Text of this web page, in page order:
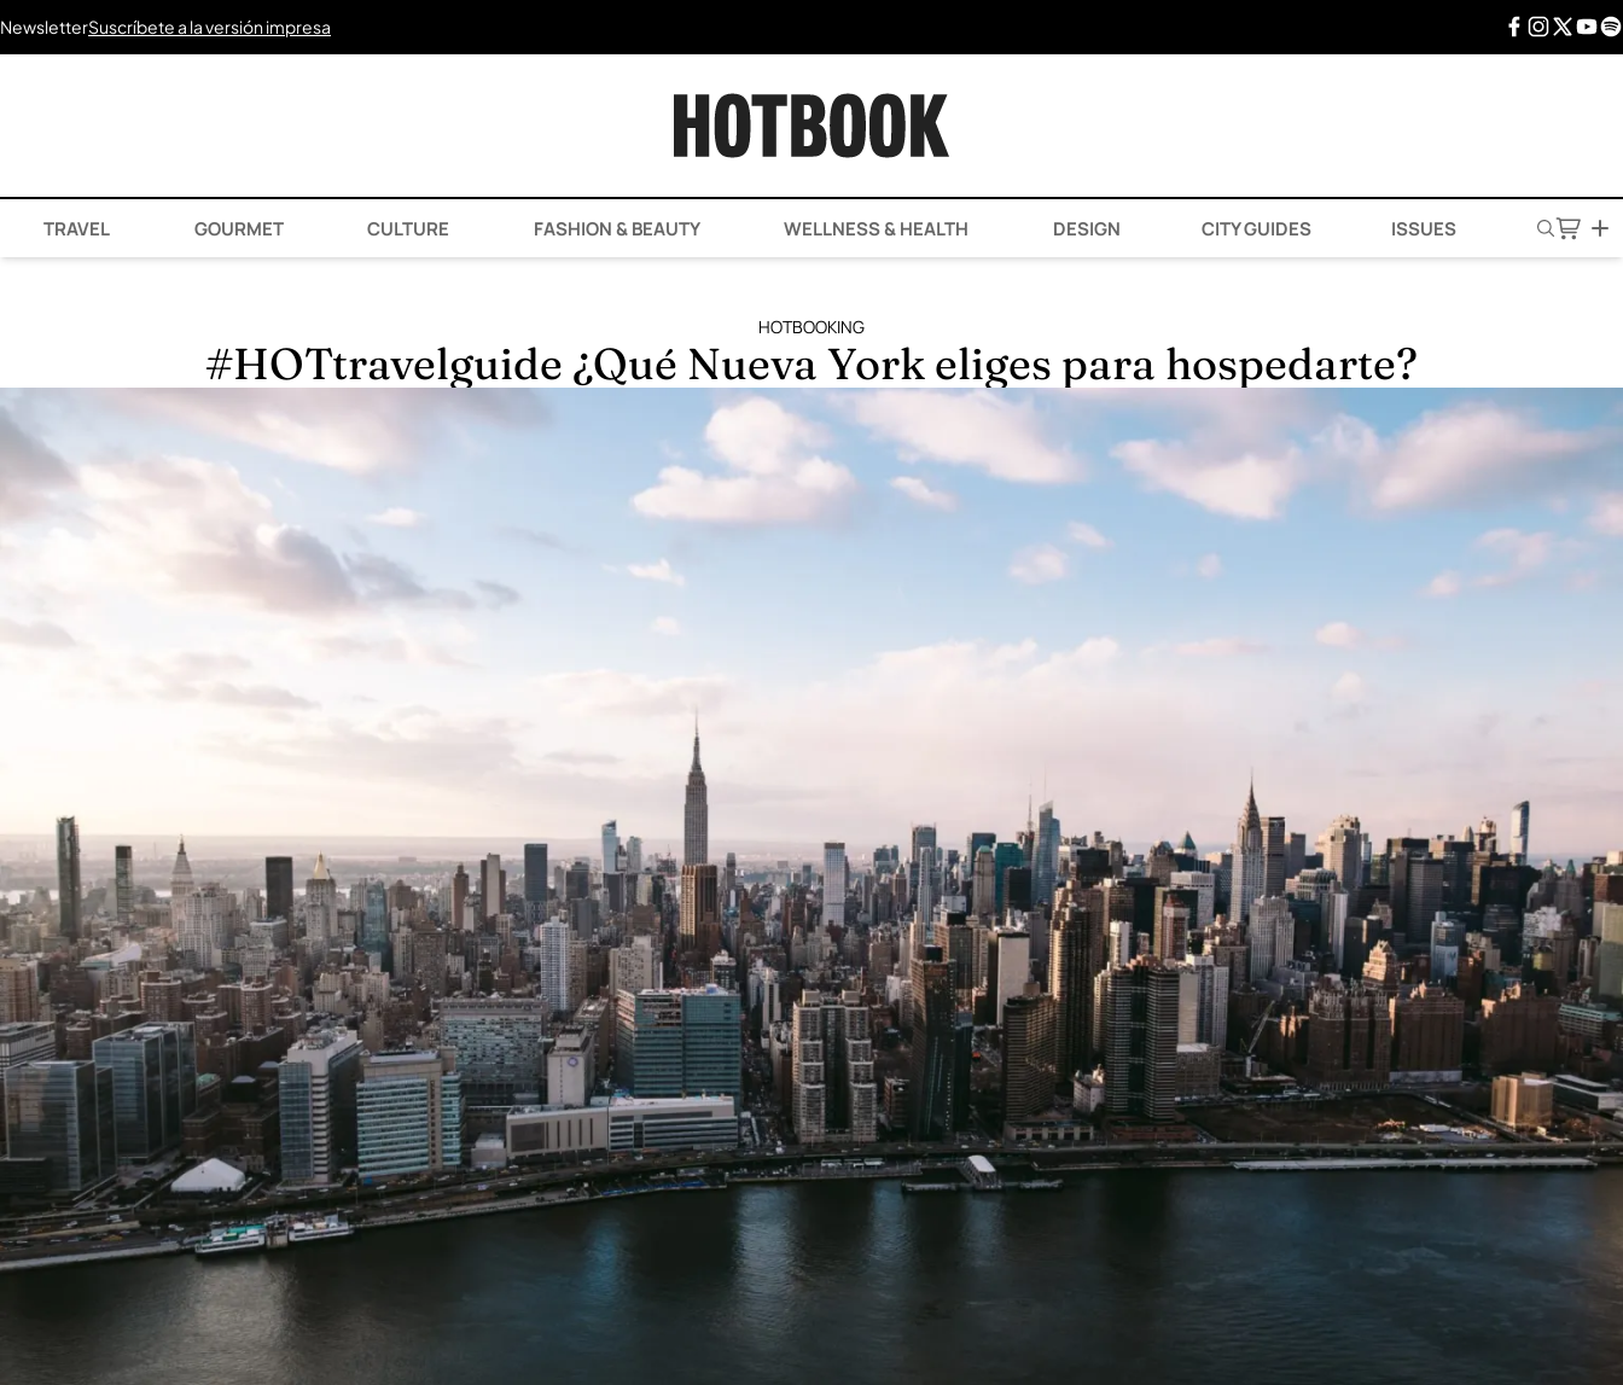
NewsletterSuscríbete a la versión impresa
TRAVEL GOURMET CULTURE FASHION & BEAUTY WELLNESS & HEALTH DESIGN CITY GUIDES ISSUES
HOTBOOKING
#HOTtravelguide ¿Qué Nueva York eliges para hospedarte?